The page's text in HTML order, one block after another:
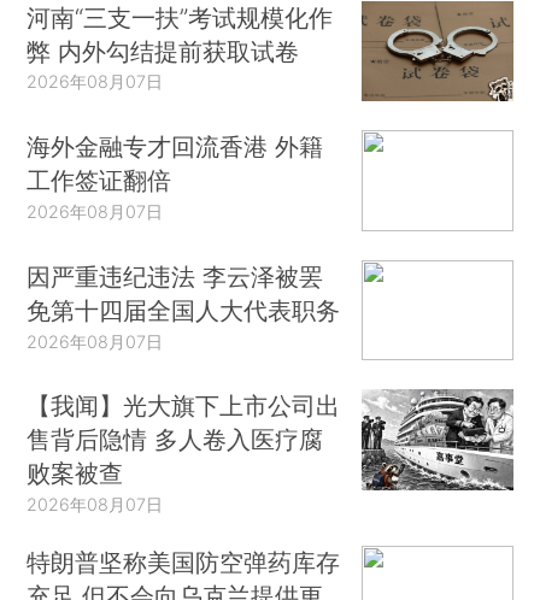
河南“三支一扶”考试规模化作
弊 内外勾结提前获取试卷
2026年08月07日
海外金融专才回流香港 外籍
工作签证翻倍
2026年08月07日
因严重违纪违法 李云泽被罢
免第十四届全国人大代表职务
2026年08月07日
【我闻】光大旗下上市公司出
售背后隐情 多人卷入医疗腐
败案被查
2026年08月07日
特朗普坚称美国防空弹药库存